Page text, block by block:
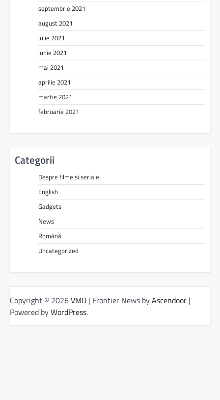
septembrie 2021
august 2021
iulie 2021
iunie 2021
mai 2021
aprilie 2021
martie 2021
februarie 2021
Categorii
Despre filme si seriale
English
Gadgets
News
Română
Uncategorized
Copyright © 2026VMD | Frontier News byAscendoor |
Powered byWordPress.